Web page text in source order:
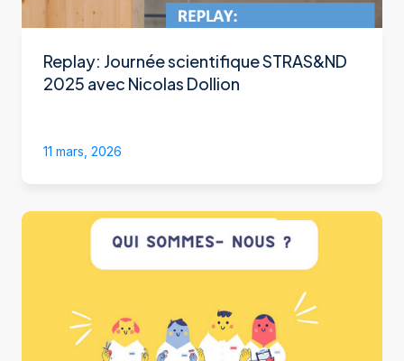
Replay: Journée scientifique STRAS&ND
2025 avec Nicolas Dollion
11 mars, 2026